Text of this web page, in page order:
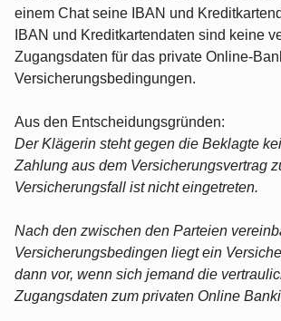
einem Chat seine IBAN und
IBAN und Kreditkartendaten sind keine
Zugangsdaten für das private Online-
Versicherungsbedingungen.
Aus den Entscheidungsgründen:
Der Klägerin steht gegen die Beklagte
Zahlung aus dem Versicherungsvertrag
Versicherungsfall ist nicht eingetreten.
Nach den zwischen den Parteien
Versicherungsbedingen liegt ein
dann vor, wenn sich jemand die
Zugangsdaten zum privaten Online